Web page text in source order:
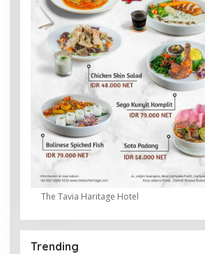
The Tavia Haritage Hotel
Trending